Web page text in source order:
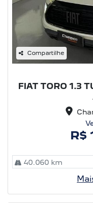
Compartilhe
FIAT TORO 1.3
R$
40.060 km